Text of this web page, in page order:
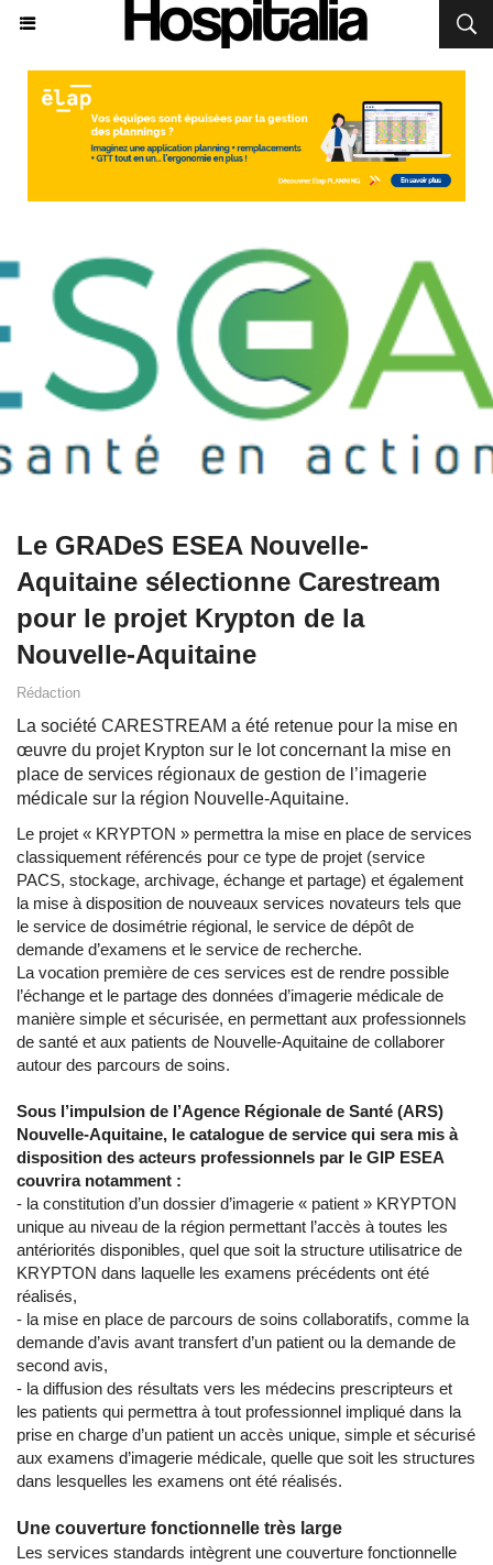
Le GRADeS ESEA Nouvelle-
Aquitaine sélectionne Carestream
pour le projet Krypton de la
Nouvelle-Aquitaine
Rédaction
La société CARESTREAM a été retenue pour la mise en
œuvre du projet Krypton sur le lot concernant la mise en
place de services régionaux de gestion de l’imagerie
médicale sur la région Nouvelle-Aquitaine.
Le projet « KRYPTON » permettra la mise en place de services
classiquement référencés pour ce type de projet (service
PACS, stockage, archivage, échange et partage) et également
la mise à disposition de nouveaux services novateurs tels que
le service de dosimétrie régional, le service de dépôt de
demande d’examens et le service de recherche.
La vocation première de ces services est de rendre possible
l’échange et le partage des données d’imagerie médicale de
manière simple et sécurisée, en permettant aux professionnels
de santé et aux patients de Nouvelle-Aquitaine de collaborer
autour des parcours de soins.
Sous l’impulsion de l’Agence Régionale de Santé (ARS)
Nouvelle-Aquitaine, le catalogue de service qui sera mis à
disposition des acteurs professionnels par le GIP ESEA
couvrira notamment :
- la constitution d’un dossier d’imagerie « patient » KRYPTON
unique au niveau de la région permettant l’accès à toutes les
antériorités disponibles, quel que soit la structure utilisatrice de
KRYPTON dans laquelle les examens précédents ont été
réalisés,
- la mise en place de parcours de soins collaboratifs, comme la
demande d’avis avant transfert d’un patient ou la demande de
second avis,
- la diffusion des résultats vers les médecins prescripteurs et
les patients qui permettra à tout professionnel impliqué dans la
prise en charge d’un patient un accès unique, simple et sécurisé
aux examens d’imagerie médicale, quelle que soit les structures
dans lesquelles les examens ont été réalisés.
Une couverture fonctionnelle très large
Les services standards intègrent une couverture fonctionnelle